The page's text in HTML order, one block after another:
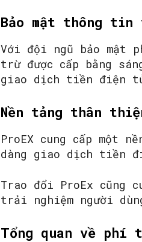
Bảo mật thông
Với đội ngũ bảo mật
trừ được cấp bằng
giao dịch tiền điện
Nền tảng thân
ProEX cung cấp một
dàng giao dịch tiền
Trao đổi ProEx cũng
trải nghiệm người
Tổng quan về phí